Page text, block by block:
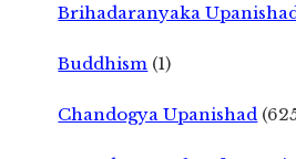
Brihadaranyaka
Buddhism (1)
Chandogya Upanishad